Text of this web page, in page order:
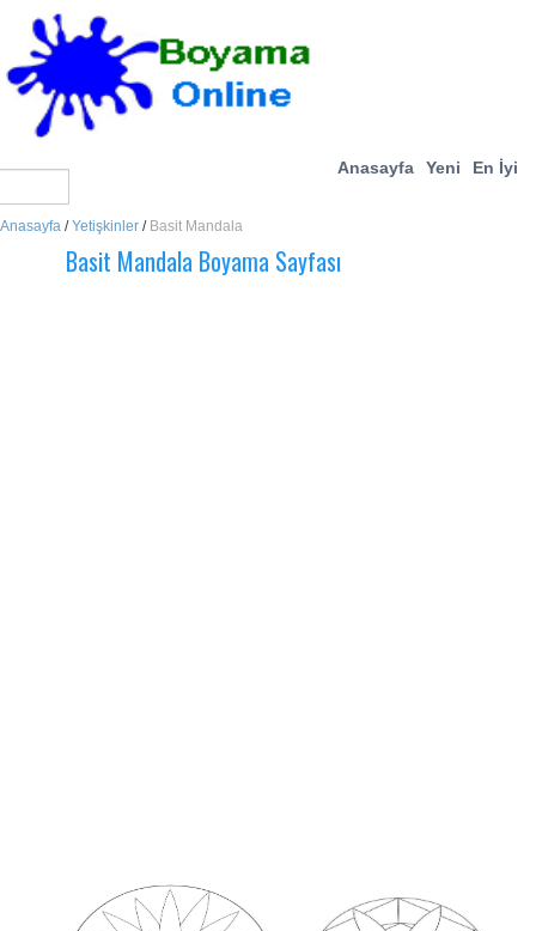
Anasayfa Yeni En İyi
Anasayfa /Yetişkinler / Basit Mandala
Basit Mandala Boyama Sayfası